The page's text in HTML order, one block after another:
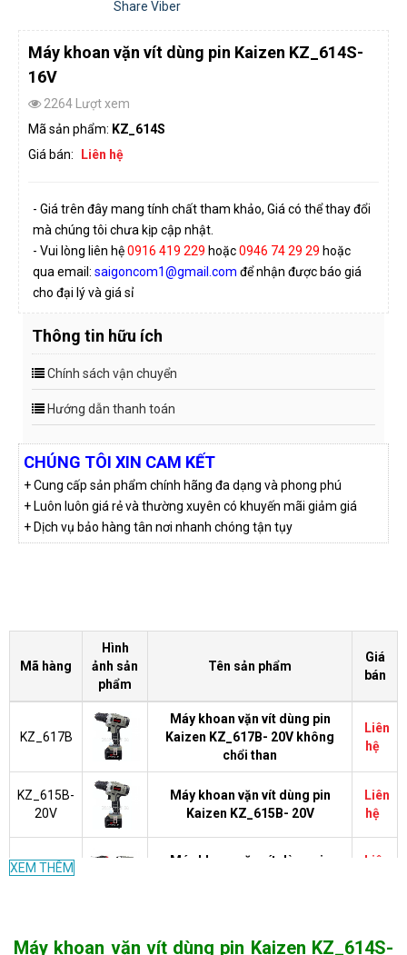
Share Viber
Máy khoan vặn vít dùng pin Kaizen KZ_614S-
16V
2264 Lượt xem
Mã sản phẩm: KZ_614S
Giá bán:
Liên hệ
- Giá trên đây mang tính chất tham khảo, Giá có thể thay đổi
mà chúng tôi chưa kịp cập nhật.
- Vui lòng liên hệ0916 419 229 hoặc0946 74 29 29 hoặc
qua email: saigoncom1@gmail.com để nhận được báo giá
cho đại lý và giá sỉ
Thông tin hữu ích
Chính sách vận chuyển
Hướng dẫn thanh toán
CHÚNG TÔI XIN CAM KẾT
+ Cung cấp sản phẩm chính hãng đa dạng và phong phú
+ Luôn luôn giá rẻ và thường xuyên có khuyến mãi giảm giá
+ Dịch vụ bảo hàng tân nơi nhanh chóng tận tụy
Mã hàng
Hình
ảnh sản
phẩm
Tên sản phẩm
Giá
bán
KZ_617B
Máy khoan vặn vít dùng pin
Kaizen KZ_617B- 20V không
chổi than
Liên
hệ
KZ_615B-
20V
Máy khoan vặn vít dùng pin
Kaizen KZ_615B- 20V
Liên
hệ
KZ_612S
Máy khoan vặn vít dùng pin
Liên
Kaizen KZ-636S- 3,6V
hệ
XEM THÊM
Máy khoan vặn vít dùng pin Kaizen KZ_614S-